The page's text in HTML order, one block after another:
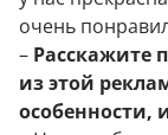
очень
– Расскажите
из этой
особенности,